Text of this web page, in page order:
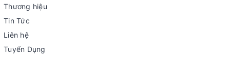
Thương hiệu
Tin Tức
Liên hệ
Tuyển Dụng